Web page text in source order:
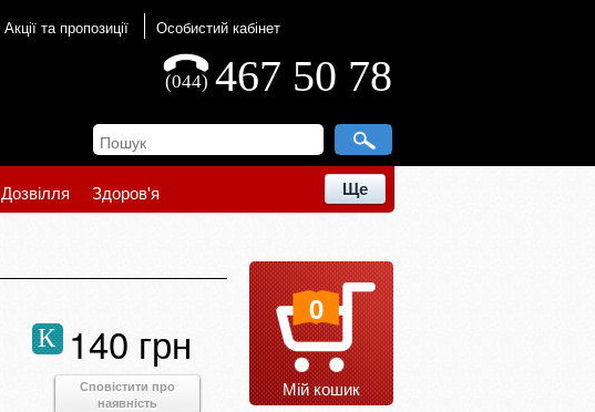
Акції та пропозиції Особистий кабінет
467 50 78
(044)
Дозвілля Здоров'я Ще
140 грн
К
Сповістити про
наявність
0
Мій кошик